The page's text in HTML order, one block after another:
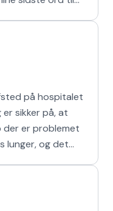
på hospitalet
er sikker på, at
er problemet
lunger, og det